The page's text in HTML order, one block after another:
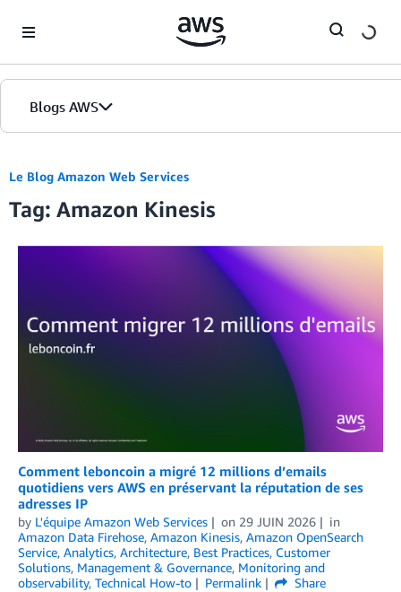
Blogs AWS
Accueil
Éditions
Le Blog Amazon Web Services
Tag: Amazon Kinesis
Comment leboncoin a migré 12 millions d’emails
quotidiens vers AWS en préservant la réputation de ses
adresses IP
by L'équipe Amazon Web Services on 29 JUIN 2026
in
Amazon Data Firehose, Amazon Kinesis, Amazon OpenSearch
Service, Analytics, Architecture, Best Practices, Customer
Solutions, Management & Governance, Monitoring and
observability, Technical How-to Permalink
Share